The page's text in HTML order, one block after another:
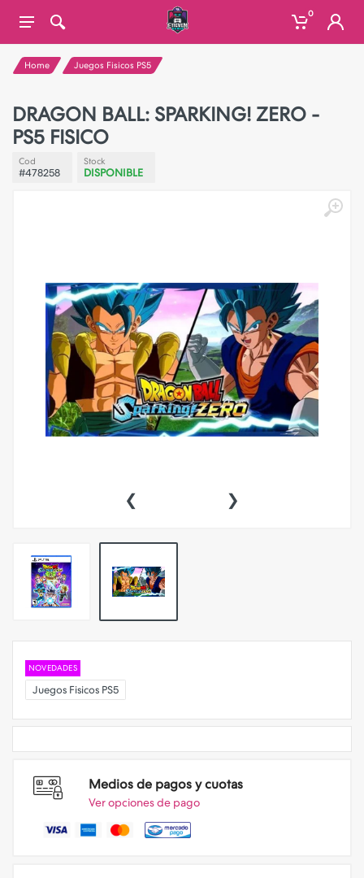
0
Home Juegos Fisicos PS5
DRAGON BALL: SPARKING! ZERO -
PS5 FISICO
Cod
#478258
Stock
DISPONIBLE
‹ ›
NOVEDADES
Juegos Fisicos PS5
Medios de pagos y cuotas
Ver opciones de pago